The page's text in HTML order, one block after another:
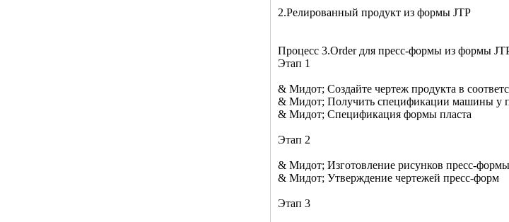
2.Релированный продукт из формы JTP
Процесс 3.Order для пресс-формы из формы
Этап 1
& Мидот; Создайте чертеж продукта в
& Мидот; Получить спецификации машины у
& Мидот; Спецификация формы пласта
Этап 2
& Мидот; Изготовление рисунков пресс-
& Мидот; Утверждение чертежей пресс-форм
Этап 3